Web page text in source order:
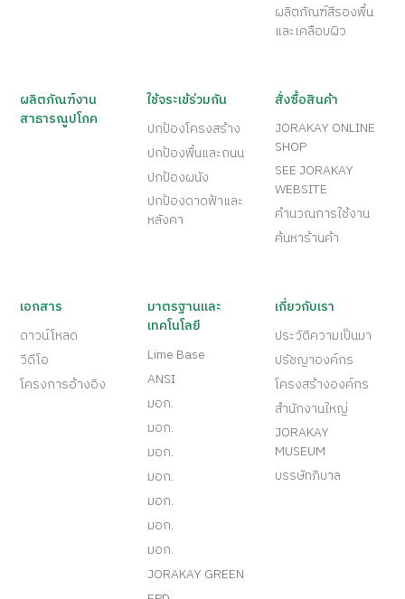
ผลิตภัณฑ์สีรองพื้น
และเคลือบผิว
ผลิตภัณฑ์งาน
สาธารณูปโภค
ใช้จระเข้ร่วมกัน
ปกป้องโครงสร้าง
ปกป้องพื้นและถนน
ปกป้องผนัง
ปกป้องดาดฟ้าและ
หลังคา
สั่งซื้อสินค้า
JORAKAY ONLINE
SHOP
SEE JORAKAY
WEBSITE
คำนวณการใช้งาน
ค้นหาร้านค้า
เอกสาร
ดาวน์โหลด
วีดีโอ
โครงการอ้างอิง
มาตรฐานและ
เทคโนโลยี
Lime Base
ANSI
มอก.
มอก.
มอก.
มอก.
มอก.
มอก.
มอก.
JORAKAY GREEN
เกี่ยวกับเรา
ประวัติความเป็นมา
ปรัชญาองค์กร
โครงสร้างองค์กร
สำนักงานใหญ่
JORAKAY
MUSEUM
บรรษัทภิบาล